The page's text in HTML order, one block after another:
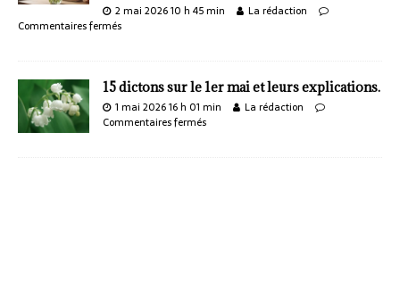
2 mai 2026 10 h 45 min
La rédaction
Commentaires fermés
15 dictons sur le 1er mai et leurs explications.
1 mai 2026 16 h 01 min
La rédaction
Commentaires fermés